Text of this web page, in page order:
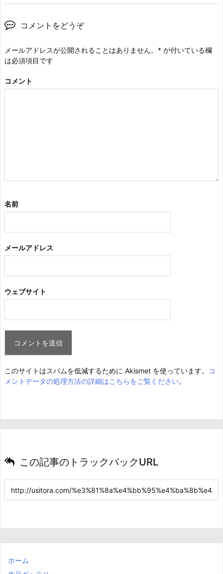
コメントをどうぞ
メールアドレスが公開されることはありません。 * が付いている欄
は必須項目です
コメント
名前
メールアドレス
ウェブサイト
このサイトはスパムを低減するために Akismet を使っています。
コ
メントデータの処理方法の詳細はこちらをご覧ください。
この記事のトラックバックURL
ホーム